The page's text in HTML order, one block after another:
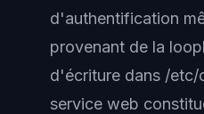
d'authentification
provenant de la
d'écriture dans /etc/
service web